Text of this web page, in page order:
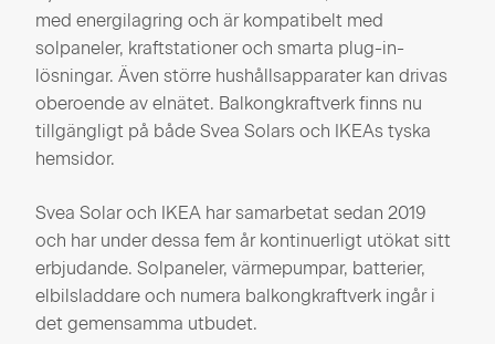
med energilagring och är kompatibelt med
solpaneler, kraftstationer och smarta plug-in-
lösningar. Även större hushållsapparater kan drivas
oberoende av elnätet. Balkongkraftverk finns nu
tillgängligt på både Svea Solars och IKEAs tyska
hemsidor.
Svea Solar och IKEA har samarbetat sedan 2019
och har under dessa fem år kontinuerligt utökat sitt
erbjudande. Solpaneler, värmepumpar, batterier,
elbilsladdare och numera balkongkraftverk ingår i
det gemensamma utbudet.